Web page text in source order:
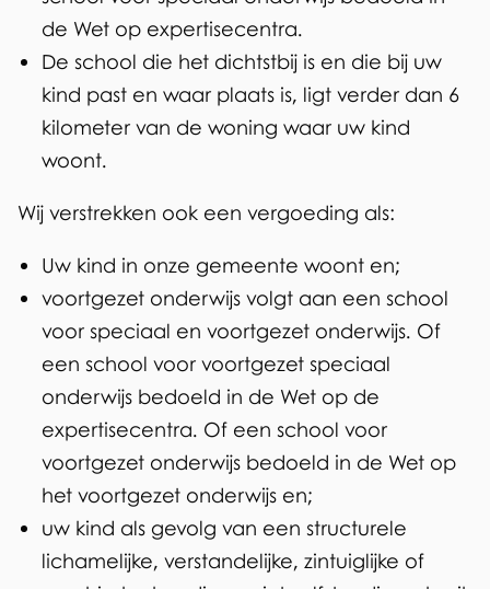
de Wet op expertisecentra.
De school die het dichtstbij is en die bij uw
kind past en waar plaats is, ligt verder dan 6
kilometer van de woning waar uw kind
woont.
Wij verstrekken ook een vergoeding als:
Uw kind in onze gemeente woont en;
voortgezet onderwijs volgt aan een school
voor speciaal en voortgezet onderwijs. Of
een school voor voortgezet speciaal
onderwijs bedoeld in de Wet op de
expertisecentra. Of een school voor
voortgezet onderwijs bedoeld in de Wet op
het voortgezet onderwijs en;
uw kind als gevolg van een structurele
lichamelijke, verstandelijke, zintuiglijke of